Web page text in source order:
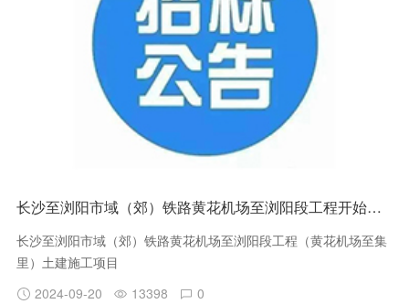
长沙至浏阳市域（郊）铁路黄花机场至浏阳段工程开始招标
长沙至浏阳市域（郊）铁路黄花机场至浏阳段工程（黄花机场至集
里）土建施工项目
2024-09-20
13398 0